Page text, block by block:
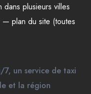
dans plusieurs villes
— plan du site (toutes
7, un service de taxi
et la région